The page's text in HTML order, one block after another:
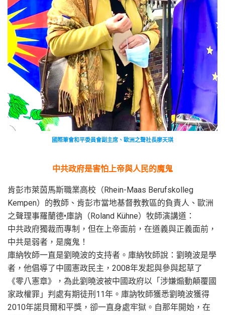
國際筆會和平委員會副主席、歐洲之聲社長廖天琪
中共政府是害怕上帝與人民的魔鬼
肯彭市萊茵馬斯職業高校（Rhein-Maas Berufskolleg
Kempen）的教師、肯彭市當地基督教教區的負責人、歐洲
之聲理事羅蘭德•庫訥（Roland Kühne）牧師演講道：
中共政府獨裁而專制，但在上帝面前，在道義與正義面前，
中共是弱者，是魔鬼！
庫納牧師一直是劉曉波的支持者。庫納牧師說：劉曉波是學
者，他倡導了中國憲政民主，2008年发起與參與起草了
《零八憲章》，為此劉曉波被中國政府以「涉嫌煽動顛覆國
家政權罪」判處有期徒刑11年。庫訥牧師獲悉劉曉波獲得
2010年諾貝爾和平獎，卻一直身處牢獄。自那年開始，在